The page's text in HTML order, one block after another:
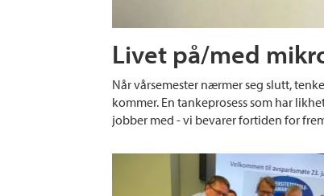
Livet på/med
Når vårsemester nærmer seg slutt,
kommer. En tankeprosess som har
jobber med - vi bevarer fortiden for